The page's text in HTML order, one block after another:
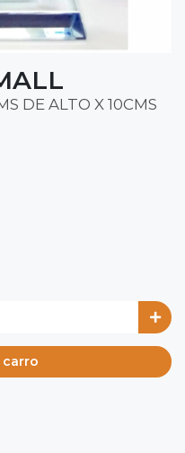
DE ALTO X 10CMS
carro